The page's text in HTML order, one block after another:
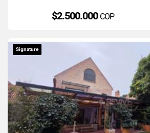
$2.500.000 COP
Signature